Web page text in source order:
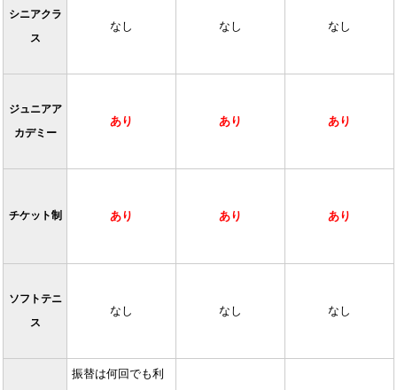
シニアクラ
ス
なし なし なし
ジュニアア
カデミー
あり あり あり
チケット制 あり あり あり
ソフトテニ
ス
なし なし なし
振替は何回でも利